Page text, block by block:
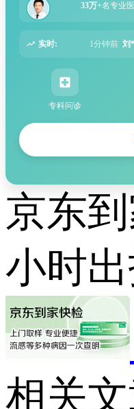
33万+名专业医
实时:
咨询了喉咙痛问题 2分钟前
专科问诊
京东
小时
相关